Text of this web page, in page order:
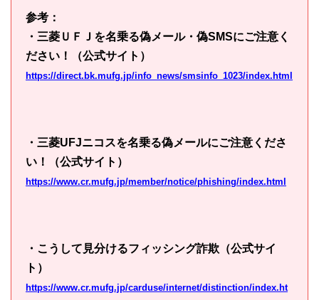
参考：
・三菱ＵＦＪを名乗る偽メール・偽SMSにご注意く
ださい！（公式サイト）
https://direct.bk.mufg.jp/info_news/smsinfo_1023/index.html
・三菱UFJニコスを名乗る偽メールにご注意くださ
い！（公式サイト）
https://www.cr.mufg.jp/member/notice/phishing/index.html
・こうして見分けるフィッシング詐欺（公式サイ
ト）
https://www.cr.mufg.jp/carduse/internet/distinction/index.ht